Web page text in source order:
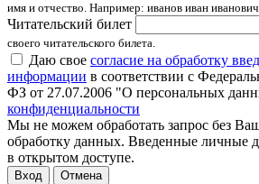
имя и отчество. Например: иванов иван иванович
Читательский билет
своего читательского билета.
Даю свое согласие на обработку
информации в соответствии с
ФЗ от 27.07.2006 "О персональных
конфиденциальности
Мы не можем обработать запрос без
обработку данных. Введенные личные
в открытом доступе.
Отмена